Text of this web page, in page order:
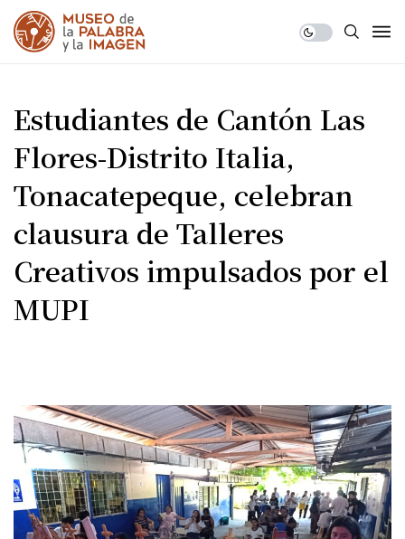
Estudiantes de Cantón Las
Flores-Distrito Italia,
Tonacatepeque, celebran
clausura de Talleres
Creativos impulsados por el
MUPI